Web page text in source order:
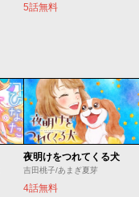
5話無料
夜明けをつれてくる犬
吉田桃子/あまぎ夏芽
4話無料